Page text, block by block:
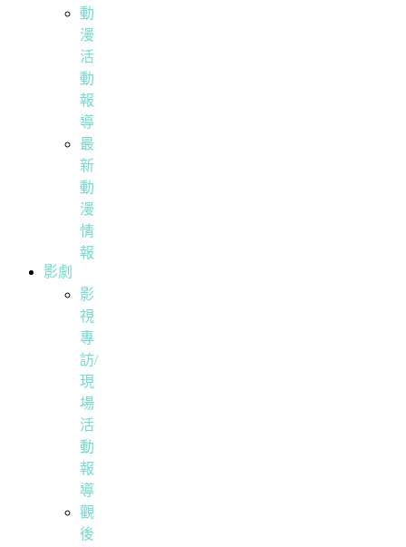
動
漫
活
動
報
導
最
新
動
漫
情
報
影劇
影
視
專
訪/
現
場
活
動
報
導
觀
後